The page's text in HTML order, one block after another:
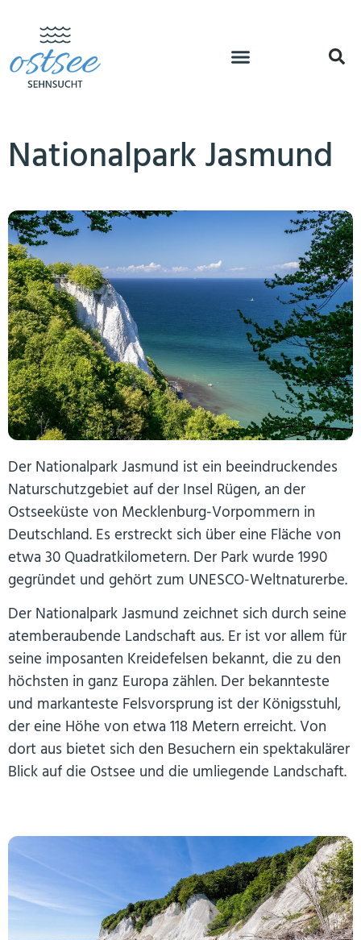
Nationalpark Jasmund
Der Nationalpark Jasmund ist ein beeindruckendes
Naturschutzgebiet auf der Insel Rügen, an der
Ostseeküste von Mecklenburg-Vorpommern in
Deutschland. Es erstreckt sich über eine Fläche von
etwa 30 Quadratkilometern. Der Park wurde 1990
gegründet und gehört zum UNESCO-Weltnaturerbe.
Der Nationalpark Jasmund zeichnet sich durch seine
atemberaubende Landschaft aus. Er ist vor allem für
seine imposanten Kreidefelsen bekannt, die zu den
höchsten in ganz Europa zählen. Der bekannteste
und markanteste Felsvorsprung ist der Königsstuhl,
der eine Höhe von etwa 118 Metern erreicht. Von
dort aus bietet sich den Besuchern ein spektakulärer
Blick auf die Ostsee und die umliegende Landschaft.